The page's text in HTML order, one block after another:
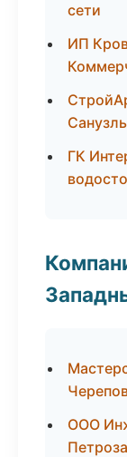
сети
ИП
ГК
ООО